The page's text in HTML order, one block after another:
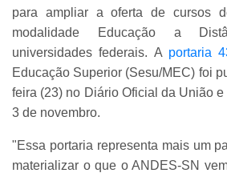
para ampliar a oferta de cursos
modalidade Educação a
universidades federais. A portaria
Educação Superior (Sesu/MEC) foi
feira (23) no Diário Oficial da União
3 de novembro.
"Essa portaria representa mais um
materializar o que o ANDES-SN